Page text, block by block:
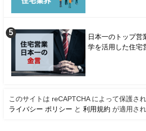
日本一のトップ営
学を活用した住宅
このサイトは reCAPTCHA によって保護さ
ライバシー ポリシー と 利用規約 が適用され